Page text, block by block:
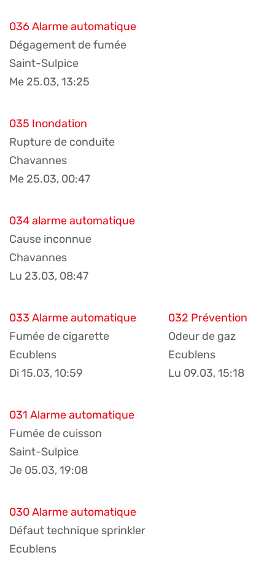
036 Alarme automatique
Dégagement de fumée
Saint-Sulpice
Me 25.03, 13:25
035 Inondation
Rupture de conduite
Chavannes
Me 25.03, 00:47
034 alarme automatique
Cause inconnue
Chavannes
Lu 23.03, 08:47
033 Alarme automatique
Fumée de cigarette
Ecublens
Di 15.03, 10:59
032 Prévention
Odeur de gaz
Ecublens
Lu 09.03, 15:18
031 Alarme automatique
Fumée de cuisson
Saint-Sulpice
Je 05.03, 19:08
030 Alarme automatique
Défaut technique sprinkler
Ecublens